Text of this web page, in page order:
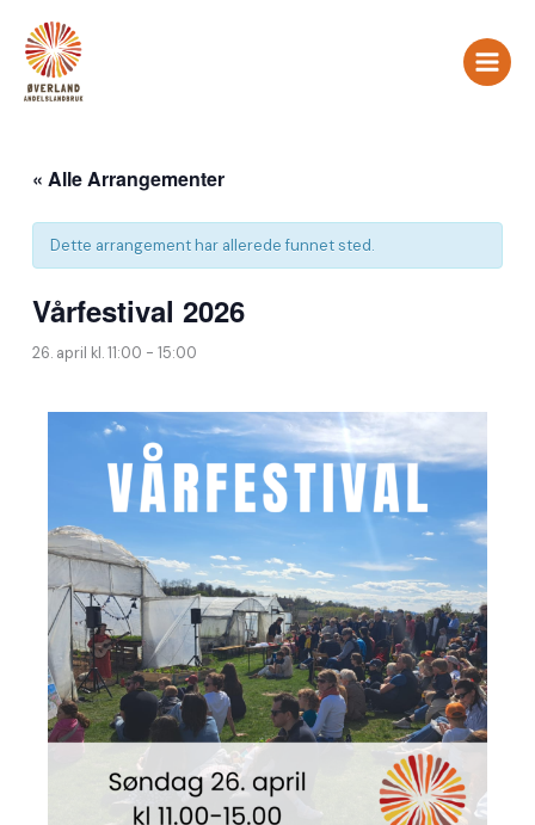
innholdet
« Alle Arrangementer
Dette arrangement har allerede funnet sted.
Vårfestival 2026
26. april kl. 11:00 - 15:00